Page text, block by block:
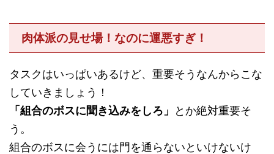
肉体派の見せ場！なのに運悪すぎ！
タスクはいっぱいあるけど、重要そうなんからこな
していきましょう！
「組合のボスに聞き込みをしろ」
とか絶対重要そ
う。
組合のボスに会うには門を通らないといけないけ